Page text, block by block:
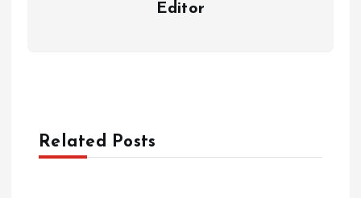
Editor
Related Posts